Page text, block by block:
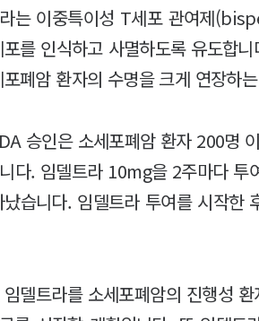
는 이중특이성 T세포 관여제
를 인식하고 사멸하도록 유도합
폐암 환자의 수명을 크게 연장하
승인은 소세포폐암 환자 200명
다. 임델트라 10mg을 2주마다
습니다. 임델트라 투여를 시작한
델트라를 소세포폐암의 진행성